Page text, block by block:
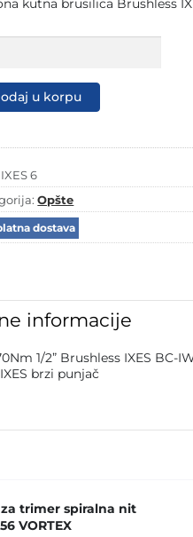
kutna brusilica Brushless
u korpu
IXES 6
Opšte
dostava
informacije
1/2” Brushless IXES BC-
brzi punjač
trimer spiralna nit
VORTEX